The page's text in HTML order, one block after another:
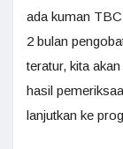
ada kuman
2 bulan
teratur, kita
hasil
lanjutkan ke